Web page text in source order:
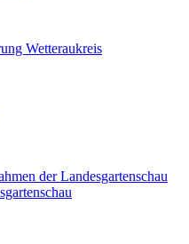
Wetteraukreis
der Landesgartenschau